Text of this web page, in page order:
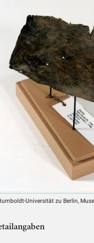
Universität zu Berlin,